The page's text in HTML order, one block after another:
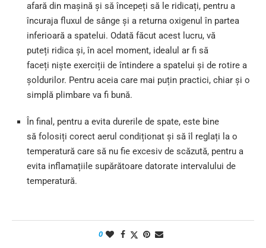
afară din mașină și să începeți să le ridicați, pentru a
încuraja fluxul de sânge și a returna oxigenul în partea
inferioară a spatelui. Odată făcut acest lucru, vă
puteți ridica și, în acel moment, idealul ar fi să
faceți niște exerciții de întindere a spatelui și de rotire a
șoldurilor. Pentru aceia care mai puțin practici, chiar și o
simplă plimbare va fi bună.
În final, pentru a evita durerile de spate, este bine
să folosiți corect aerul condiționat și să îl reglați la o
temperatură care să nu fie excesiv de scăzută, pentru a
evita inflamațiile supărătoare datorate intervalului de
temperatură.
0